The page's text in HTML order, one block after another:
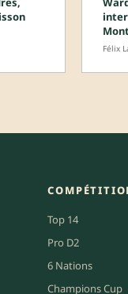
Félix
Top 14
Pro D2
6 Nations
Champions Cup